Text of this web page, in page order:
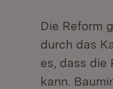
Die Reform
durch das
es, dass die
kann.